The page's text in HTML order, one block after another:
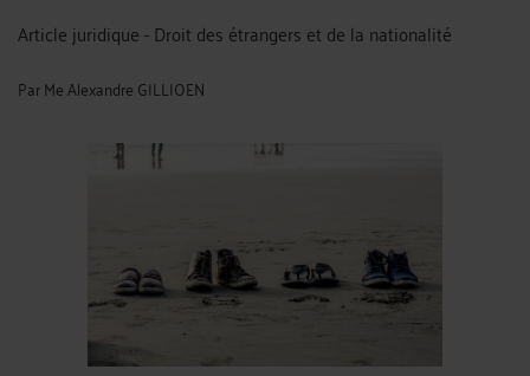
Article juridique - Droit des étrangers et de la nationalité
ParMe Alexandre GILLIOEN